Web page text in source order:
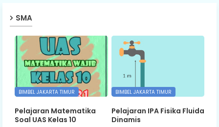
SMA
BIMBEL JAKARTA TIMUR
Pelajaran Matematika
Soal UAS Kelas 10
BIMBEL JAKARTA TIMUR
Pelajaran IPA Fisika Fluida
Dinamis